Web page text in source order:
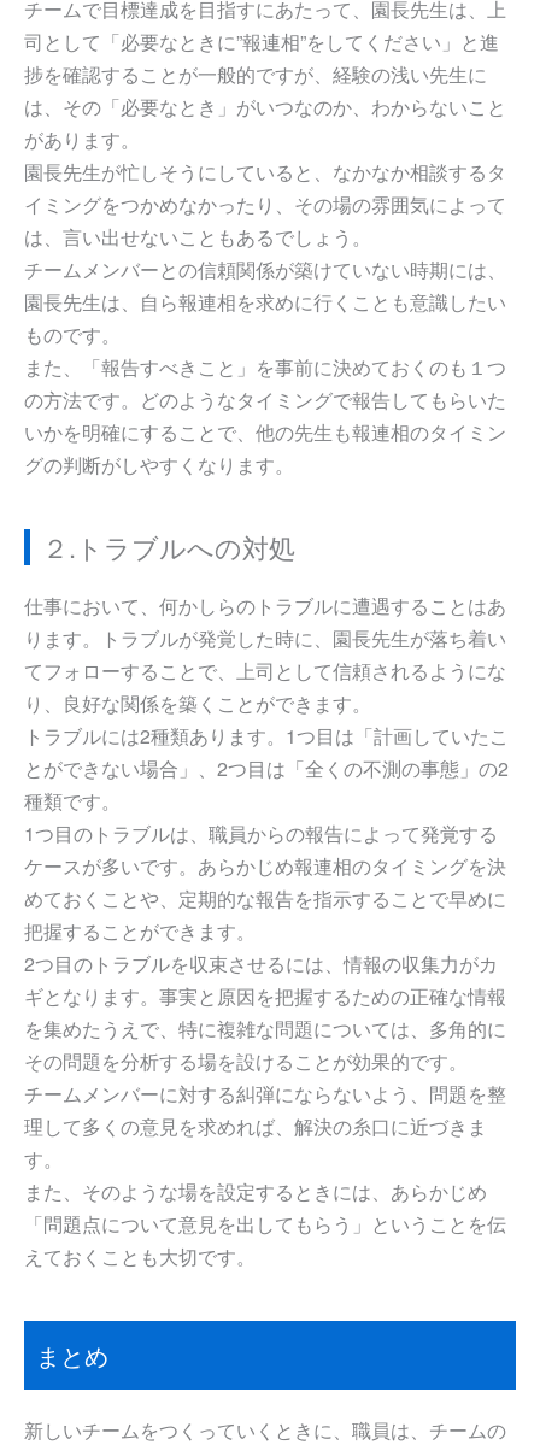
チームで目標達成を目指すにあたって、園長先生は、上
司として「必要なときに”報連相”をしてください」と進
捗を確認することが一般的ですが、経験の浅い先生に
は、その「必要なとき」がいつなのか、わからないこと
があります。
園長先生が忙しそうにしていると、なかなか相談するタ
イミングをつかめなかったり、その場の雰囲気によって
は、言い出せないこともあるでしょう。
チームメンバーとの信頼関係が築けていない時期には、
園長先生は、自ら報連相を求めに行くことも意識したい
ものです。
また、「報告すべきこと」を事前に決めておくのも１つ
の方法です。どのようなタイミングで報告してもらいた
いかを明確にすることで、他の先生も報連相のタイミン
グの判断がしやすくなります。
２.トラブルへの対処
仕事において、何かしらのトラブルに遭遇することはあ
ります。トラブルが発覚した時に、園長先生が落ち着い
てフォローすることで、上司として信頼されるようにな
り、良好な関係を築くことができます。
トラブルには2種類あります。1つ目は「計画していたこ
とができない場合」、2つ目は「全くの不測の事態」の2
種類です。
1つ目のトラブルは、職員からの報告によって発覚する
ケースが多いです。あらかじめ報連相のタイミングを決
めておくことや、定期的な報告を指示することで早めに
把握することができます。
2つ目のトラブルを収束させるには、情報の収集力がカ
ギとなります。事実と原因を把握するための正確な情報
を集めたうえで、特に複雑な問題については、多角的に
その問題を分析する場を設けることが効果的です。
チームメンバーに対する糾弾にならないよう、問題を整
理して多くの意見を求めれば、解決の糸口に近づきま
す。
また、そのような場を設定するときには、あらかじめ
「問題点について意見を出してもらう」ということを伝
えておくことも大切です。
まとめ
新しいチームをつくっていくときに、職員は、チームの